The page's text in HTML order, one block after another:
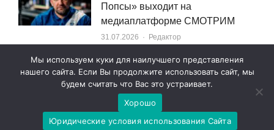
Попсы» выходит на
медиаплатформе СМОТРИМ
31.07.2026 Author
Редактор
© 2007—2026 World Content Market 18+
Юридические условия использования сайта
Мы используем куки для наилучшего представления
нашего сайта. Если Вы продолжите использовать сайт, мы
будем считать что Вас это устраивает.
Хорошо
Юридические условия использования Сайта